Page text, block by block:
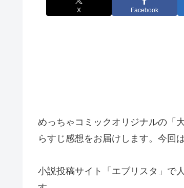
X Facebook
めっちゃコミックオリジナルの「
らすじ感想をお届けします。今回
小説投稿サイト「エブリスタ」で